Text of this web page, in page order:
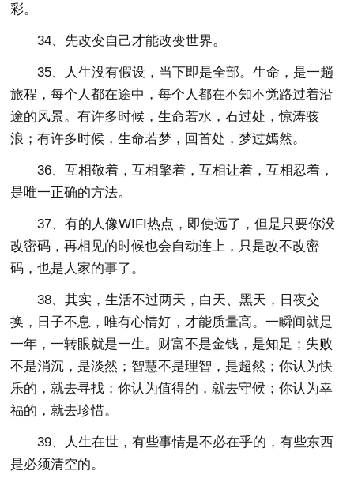
彩。
34、先改变自己才能改变世界。
35、人生没有假设，当下即是全部。生命，是一趟
旅程，每个人都在途中，每个人都在不知不觉路过着沿
途的风景。有许多时候，生命若水，石过处，惊涛骇
浪；有许多时候，生命若梦，回首处，梦过嫣然。
36、互相敬着，互相擎着，互相让着，互相忍着，
是唯一正确的方法。
37、有的人像WIFI热点，即使远了，但是只要你没
改密码，再相见的时候也会自动连上，只是改不改密
码，也是人家的事了。
38、其实，生活不过两天，白天、黑天，日夜交
换，日子不息，唯有心情好，才能质量高。一瞬间就是
一年，一转眼就是一生。财富不是金钱，是知足；失败
不是消沉，是淡然；智慧不是理智，是超然；你认为快
乐的，就去寻找；你认为值得的，就去守候；你认为幸
福的，就去珍惜。
39、人生在世，有些事情是不必在乎的，有些东西
是必须清空的。